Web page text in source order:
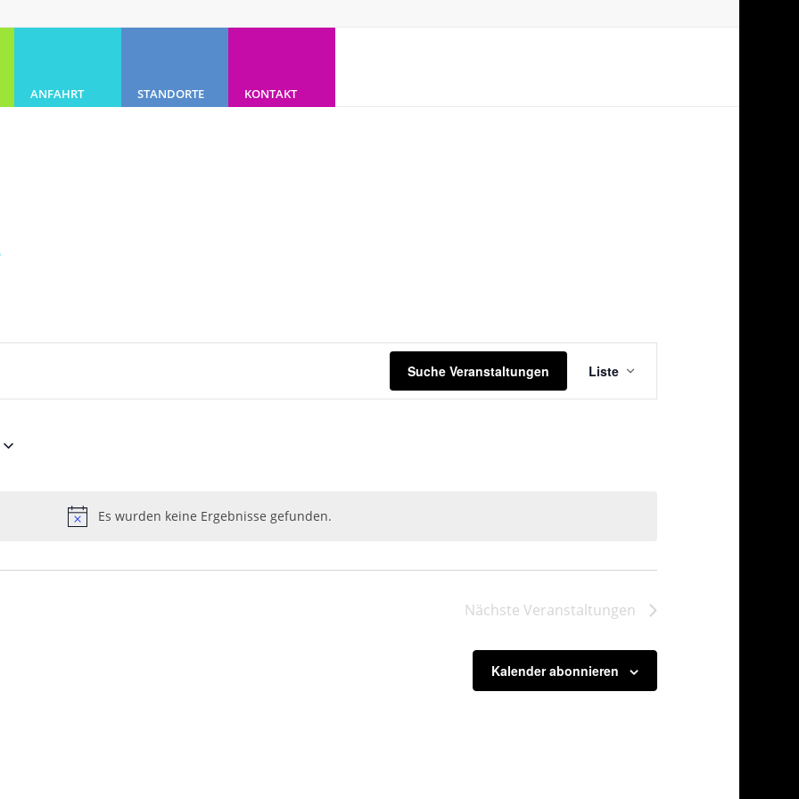
ANFAHRT STANDORTE KONTAKT
Es wurden keine Ergebnisse gefunden.
Suche Veranstaltungen
Ansichten-
Navigation
Liste
Nächste Veranstaltungen
Kalender abonnieren